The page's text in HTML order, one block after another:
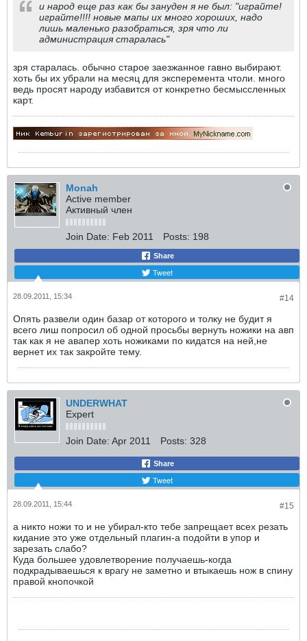
и народ еще раз как бы зануден я не был: "играйте!
играйте!!!! новые мапы их много хороших, надо
лишь маленько разобраться, зря что ли
администрация старалась"
зря старалась. обычно старое заезжанное гавно выбирают.
хоть бы их убрали на месяц для эксперемента чтоли. много
ведь просят народу избавится от конкретно бесмыссленных
карт.
Monah
Active member
Активный член
Join Date: Feb 2011 Posts: 198
Share
Tweet
#14
28.09.2011, 15:34
Опять развели один базар от которого и толку не будит я
всего лиш попросил об одной просьбы вернуть ножики на авп
так как я не авапер хоть ножиками по кидатся на ней,не
вернет их так закройте тему.
UNDERWHAT
Expert
Join Date: Apr 2011 Posts: 328
Share
Tweet
#15
28.09.2011, 15:44
а никто ножи то и не убирал-кто тебе запрещает всех резать
кидание это уже отдельный плагин-а подойти в упор и
зарезать слабо?
Куда большее удовлетворение получаешь-когда
подкрадываешься к врагу не заметно и втыкаешь нож в спину
правой кнопочкой